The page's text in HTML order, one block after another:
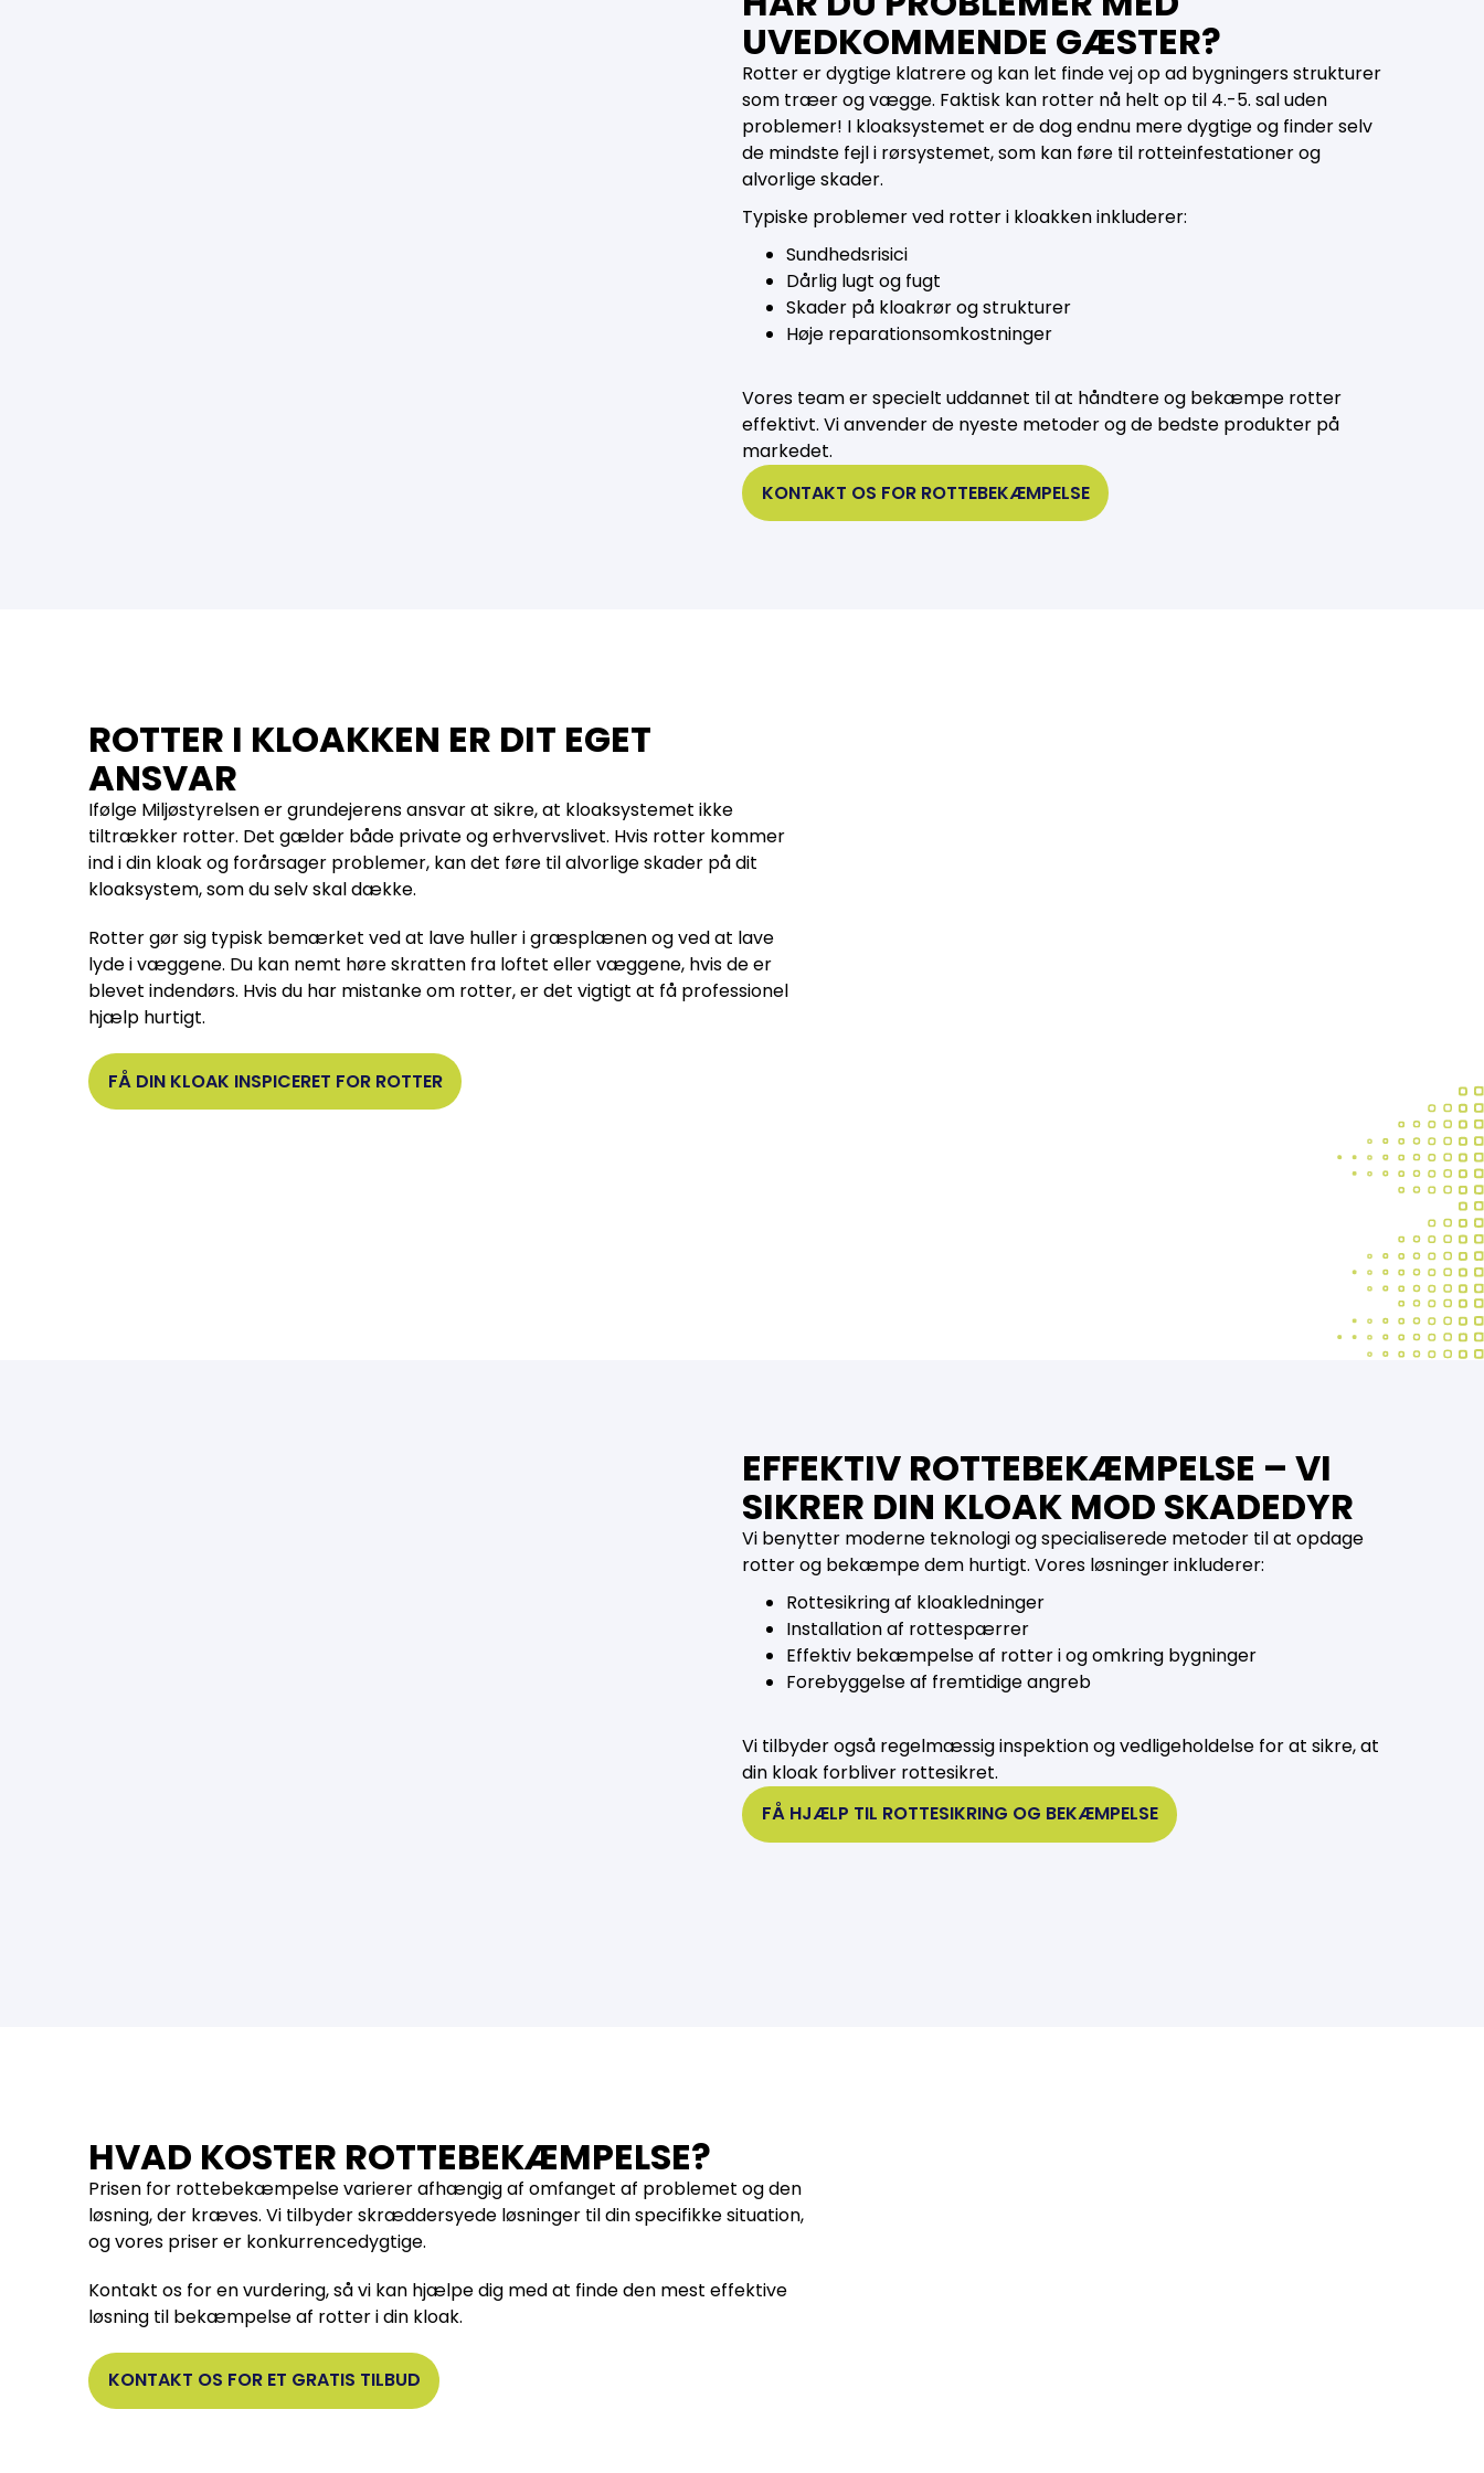
UVEDKOMMENDE GÆSTER?
Rotter er dygtige klatrere og kan let finde vej op ad bygningers strukturer
som træer og vægge. Faktisk kan rotter nå helt op til 4.-5. sal uden
problemer! I kloaksystemet er de dog endnu mere dygtige og finder selv
de mindste fejl i rørsystemet, som kan føre til rotteinfestationer og
alvorlige skader.
Typiske problemer ved rotter i kloakken inkluderer:
Sundhedsrisici
Dårlig lugt og fugt
Skader på kloakrør og strukturer
Høje reparationsomkostninger
Vores team er specielt uddannet til at håndtere og bekæmpe rotter
effektivt. Vi anvender de nyeste metoder og de bedste produkter på
markedet.
KONTAKT OS FOR ROTTEBEKÆMPELSE
ROTTER I KLOAKKEN ER DIT EGET
ANSVAR
Ifølge Miljøstyrelsen er grundejerens ansvar at sikre, at kloaksystemet ikke
tiltrækker rotter. Det gælder både private og erhvervslivet. Hvis rotter kommer
ind i din kloak og forårsager problemer, kan det føre til alvorlige skader på dit
kloaksystem, som du selv skal dække.
Rotter gør sig typisk bemærket ved at lave huller i græsplænen og ved at lave
lyde i væggene. Du kan nemt høre skratten fra loftet eller væggene, hvis de er
blevet indendørs. Hvis du har mistanke om rotter, er det vigtigt at få professionel
hjælp hurtigt.
FÅ DIN KLOAK INSPICERET FOR ROTTER
EFFEKTIV ROTTEBEKÆMPELSE – VI
SIKRER DIN KLOAK MOD SKADEDYR
Vi benytter moderne teknologi og specialiserede metoder til at opdage
rotter og bekæmpe dem hurtigt. Vores løsninger inkluderer:
Rottesikring af kloakledninger
Installation af rottespærrer
Effektiv bekæmpelse af rotter i og omkring bygninger
Forebyggelse af fremtidige angreb
Vi tilbyder også regelmæssig inspektion og vedligeholdelse for at sikre, at
din kloak forbliver rottesikret.
FÅ HJÆLP TIL ROTTESIKRING OG BEKÆMPELSE
HVAD KOSTER ROTTEBEKÆMPELSE?
Prisen for rottebekæmpelse varierer afhængig af omfanget af problemet og den
løsning, der kræves. Vi tilbyder skræddersyede løsninger til din specifikke situation,
og vores priser er konkurrencedygtige.
Kontakt os for en vurdering, så vi kan hjælpe dig med at finde den mest effektive
løsning til bekæmpelse af rotter i din kloak.
KONTAKT OS FOR ET GRATIS TILBUD